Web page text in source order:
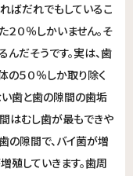
ばだれでもしているこ
２０％しかいません。そ
だそうです。実は、歯
５０％しか取り除く
い歯と歯の隙間の歯垢
はむし歯が最もできや
の隙間で、バイ菌が増
殖していきます。歯周